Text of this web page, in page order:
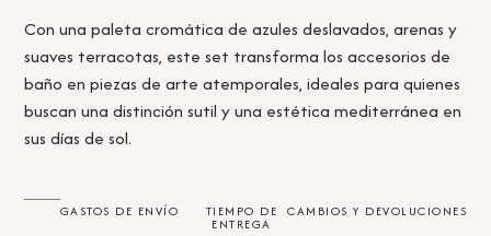
Con una paleta cromática de azules deslavados, arenas y
suaves terracotas, este set transforma los accesorios de
baño en piezas de arte atemporales, ideales para quienes
buscan una distinción sutil y una estética mediterránea en
sus días de sol.
GASTOS DE ENVÍO TIEMPO DE
ENTREGA
CAMBIOS Y DEVOLUCIONES